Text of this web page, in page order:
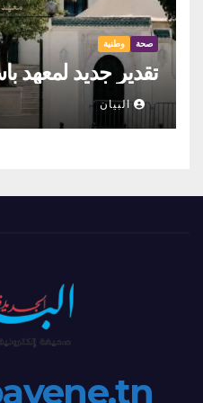
صحة وطنية
تقدير جديد لمعهد
البيان